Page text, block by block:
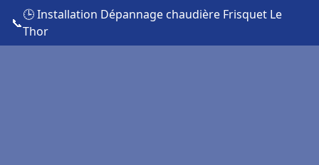
📞
🕒 Installation Dépannage chaudière Frisquet Le
Thor